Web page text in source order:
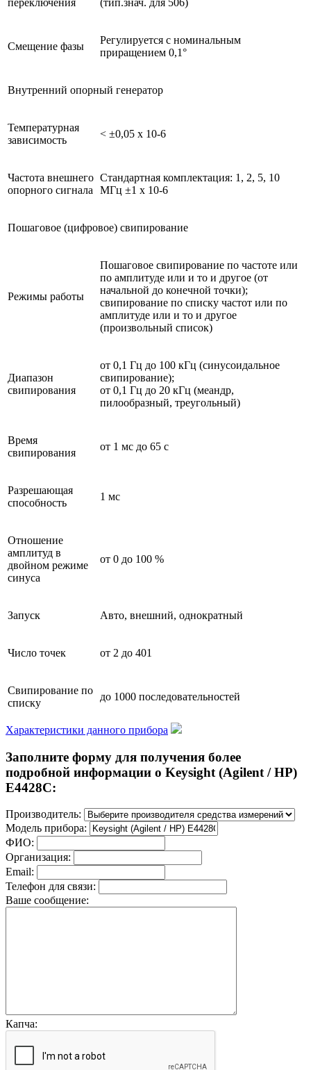
Смещение фазы
Регулируется с номинальным
приращением 0,1°
Внутренний опорный генератор
Температурная
зависимость
< ±0,05 x 10-6
Частота внешнего
опорного сигнала
Стандартная комплектация: 1, 2, 5, 10
МГц ±1 х 10-6
Пошаговое (цифровое) свипирование
Режимы работы
Пошаговое свипирование по частоте или
по амплитуде или и то и другое (от
начальной до конечной точки);
свипирование по списку частот или по
амплитуде или и то и другое
(произвольный список)
Диапазон
свипирования
от 0,1 Гц до 100 кГц (синусоидальное
свипирование);
от 0,1 Гц до 20 кГц (меандр,
пилообразный, треугольный)
Время
свипирования
от 1 мс до 65 c
Разрешающая
способность
1 мс
Отношение
амплитуд в
двойном режиме
синуса
от 0 до 100 %
Запуск Авто, внешний, однократный
Число точек от 2 до 401
Свипирование по
списку
до 1000 последовательностей
Характеристики данного прибора
Заполните форму для получения более
подробной информации о Keysight (Agilent / HP)
E4428C:
Производитель:
Модель прибора:
ФИО:
Организация:
Email:
Телефон для связи:
Ваше сообщение:
Капча: